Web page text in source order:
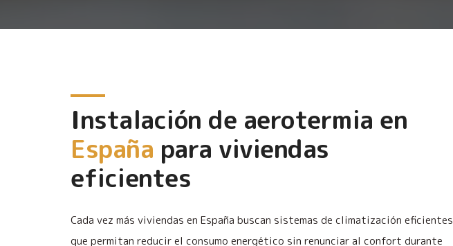
Instalación de aerotermia en
España para viviendas
eficientes
Cada vez más viviendas en España buscan sistemas de climatización eficientes
que permitan reducir el consumo energético sin renunciar al confort durante